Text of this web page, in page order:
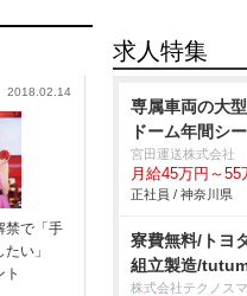
2018.02.14
禁で「手
たい」
ト
求人特集
専属車両の大
ドーム年間シ
宮田運送株式会社
月給45万円～55
正社員 / 神奈川県
寮費無料/トヨ
組立製造/
株式会社テクノス